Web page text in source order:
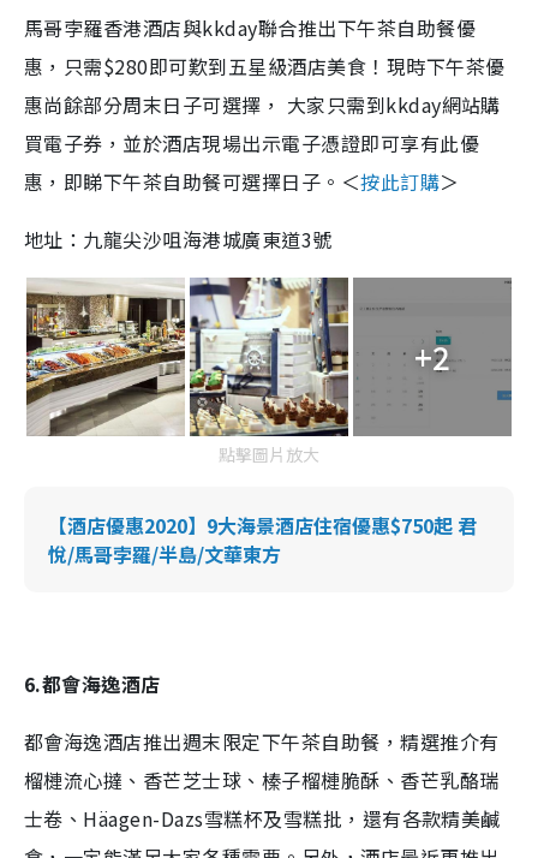
馬哥孛羅香港酒店與kkday聯合推出下午茶自助餐優
惠，只需$280即可歎到五星級酒店美食！現時下午茶優
惠尚餘部分周末日子可選擇， 大家只需到kkday網站購
買電子券，並於酒店現場出示電子憑證即可享有此優
惠，即睇下午茶自助餐可選擇日子。＜按此訂購＞
地址：九龍尖沙咀海港城廣東道3號
+2
點擊圖片放大
【酒店優惠2020】9大海景酒店住宿優惠$750起 君
悅/馬哥孛羅/半島/文華東方
6.都會海逸酒店
都會海逸酒店推出週末限定下午茶自助餐，精選推介有
榴槤流心撻、香芒芝士球、榛子榴槤脆酥、香芒乳酪瑞
士卷、Häagen-Dazs雪糕杯及雪糕批，還有各款精美鹹